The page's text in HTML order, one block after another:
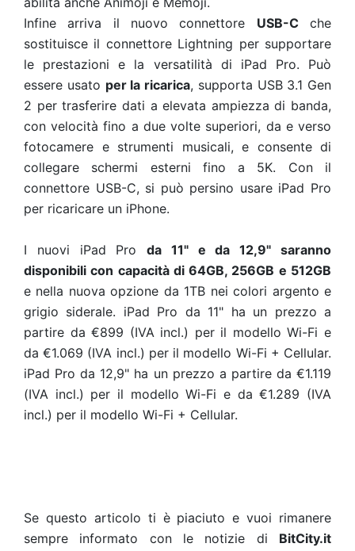
Infine arriva il nuovo connettore USB-Cche
sostituisce il connettore Lightning per supportare
le prestazioni e la versatilità di iPad Pro. Può
essere usato per la ricarica, supporta USB 3.1 Gen
2 per trasferire dati a elevata ampiezza di banda,
con velocità fino a due volte superiori, da e verso
fotocamere e strumenti musicali, e consente di
collegare schermi esterni fino a 5K. Con il
connettore USB-C, si può persino usare iPad Pro
per ricaricare un iPhone.
I nuovi iPad Proda 11" e da 12,9" saranno
disponibili con capacità di 64GB, 256GB e 512GB
e nella nuova opzione da 1TB nei colori argento e
grigio siderale. iPad Pro da 11" ha un prezzo a
partire da €899 (IVA incl.) per il modello Wi-Fi e
da €1.069 (IVA incl.) per il modello Wi-Fi + Cellular.
iPad Pro da 12,9" ha un prezzo a partire da €1.119
(IVA incl.) per il modello Wi-Fi e da €1.289 (IVA
incl.) per il modello Wi-Fi + Cellular.
Se questo articolo ti è piaciuto e vuoi rimanere
sempre informato con le notizie di BitCity.it